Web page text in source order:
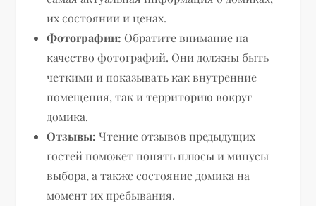
их состоянии и ценах.
Фотографии: Обратите внимание на
качество фотографий. Они должны быть
четкими и показывать как внутренние
помещения, так и территорию вокруг
домика.
Отзывы: Чтение отзывов предыдущих
гостей поможет понять плюсы и минусы
выбора, а также состояние домика на
момент их пребывания.